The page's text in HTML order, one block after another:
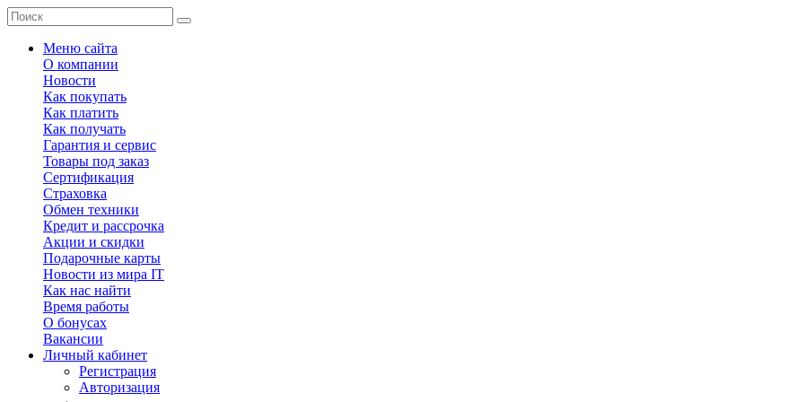
Меню сайта
О компании
Новости
Как покупать
Как платить
Как получать
Гарантия и сервис
Товары под заказ
Сертификация
Страховка
Обмен техники
Кредит и рассрочка
Акции и скидки
Подарочные карты
Новости из мира IT
Как нас найти
Время работы
О бонусах
Вакансии
Личный кабинет
Регистрация
Авторизация